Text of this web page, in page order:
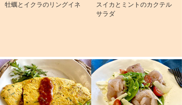
牡蠣とイクラのリングイネ
スイカとミントのカクテル
サラダ